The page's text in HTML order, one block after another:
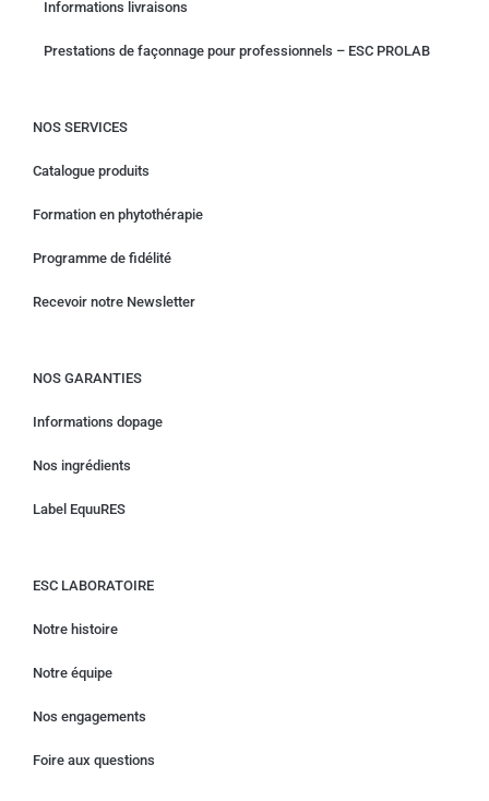
Informations livraisons
Prestations de façonnage pour professionnels – ESC PROLAB
NOS SERVICES
Catalogue produits
Formation en phytothérapie
Programme de fidélité
Recevoir notre Newsletter
NOS GARANTIES
Informations dopage
Nos ingrédients
Label EquuRES
ESC LABORATOIRE
Notre histoire
Notre équipe
Nos engagements
Foire aux questions